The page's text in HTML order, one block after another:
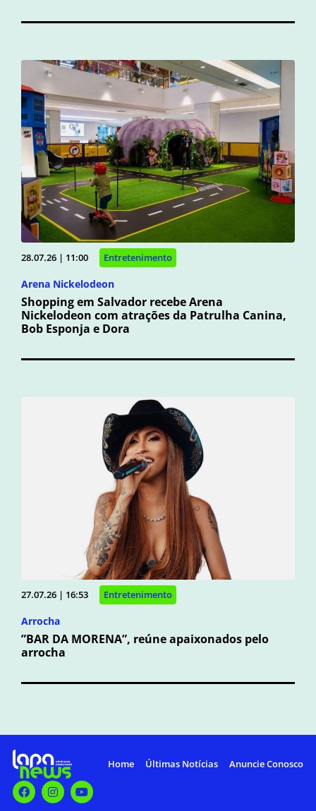
28.07.26 | 11:00 Entretenimento
Arena Nickelodeon
Shopping em Salvador recebe Arena
Nickelodeon com atrações da Patrulha Canina,
Bob Esponja e Dora
27.07.26 | 16:53 Entretenimento
Arrocha
”BAR DA MORENA”, reúne apaixonados pelo
arrocha
Home Últimas Notícias Anuncie Conosco